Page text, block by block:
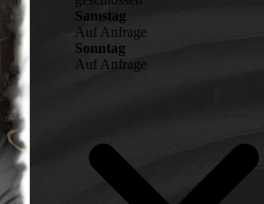
Samstag
Auf Anfrage
Sonntag
Auf Anfrage